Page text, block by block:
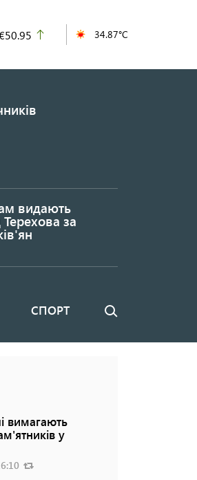
34.87°C
видають
Терехова за
СПОРТ Пошук
вимагають
у